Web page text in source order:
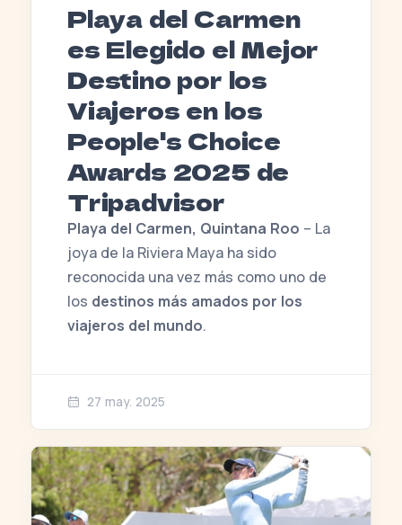
Playa del Carmen
es Elegido el Mejor
Destino por los
Viajeros en los
People's Choice
Awards 2025 de
Tripadvisor
Playa del Carmen, Quintana Roo – La
joya de la Riviera Maya ha sido
reconocida una vez más como uno de
los destinos más amados por los
viajeros del mundo.
27 may. 2025